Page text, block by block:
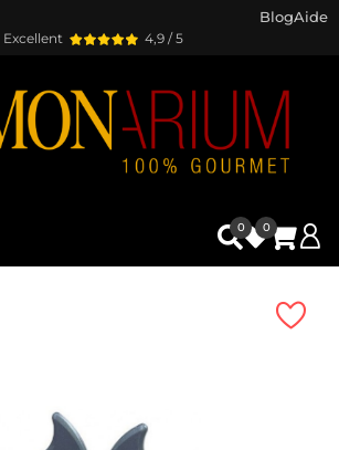
Excellent 4,9 / 5
BlogAide
0 0